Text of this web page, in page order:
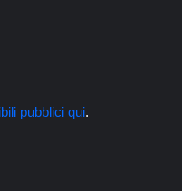
pubblici qui.